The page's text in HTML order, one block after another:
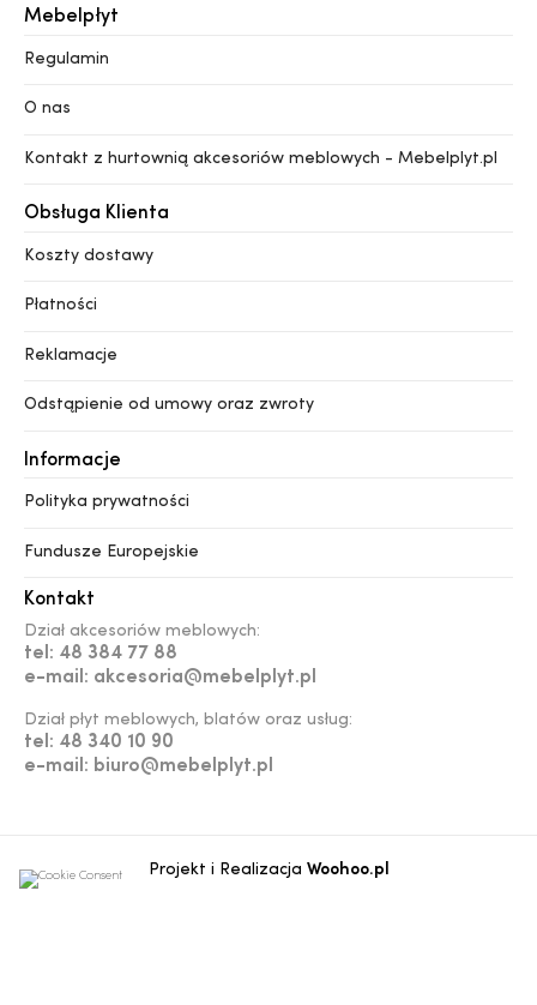
Mebelpłyt
Regulamin
O nas
Kontakt z hurtownią akcesoriów meblowych - Mebelplyt.pl
Obsługa Klienta
Koszty dostawy
Płatności
Reklamacje
Odstąpienie od umowy oraz zwroty
Informacje
Polityka prywatności
Fundusze Europejskie
Kontakt
Dział akcesoriów meblowych:
tel: 48 384 77 88
e-mail: akcesoria@mebelplyt.pl
Dział płyt meblowych, blatów oraz usług:
tel: 48 340 10 90
e-mail: biuro@mebelplyt.pl
Projekt i Realizacja Woohoo.pl